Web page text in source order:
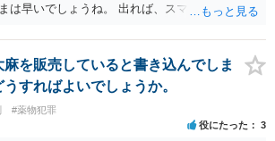
は早いでしょうね。 出れば、スマホの押収と家
を販売していると書き込んでしま
すればよいでしょうか。
#薬物犯罪
役にたった 3